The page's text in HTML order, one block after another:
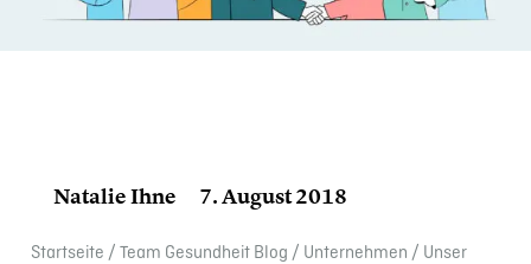
Natalie Ihne 7. August 2018
Start­seite / Team Gesund­heit Blog / Unter­neh­men / Unser